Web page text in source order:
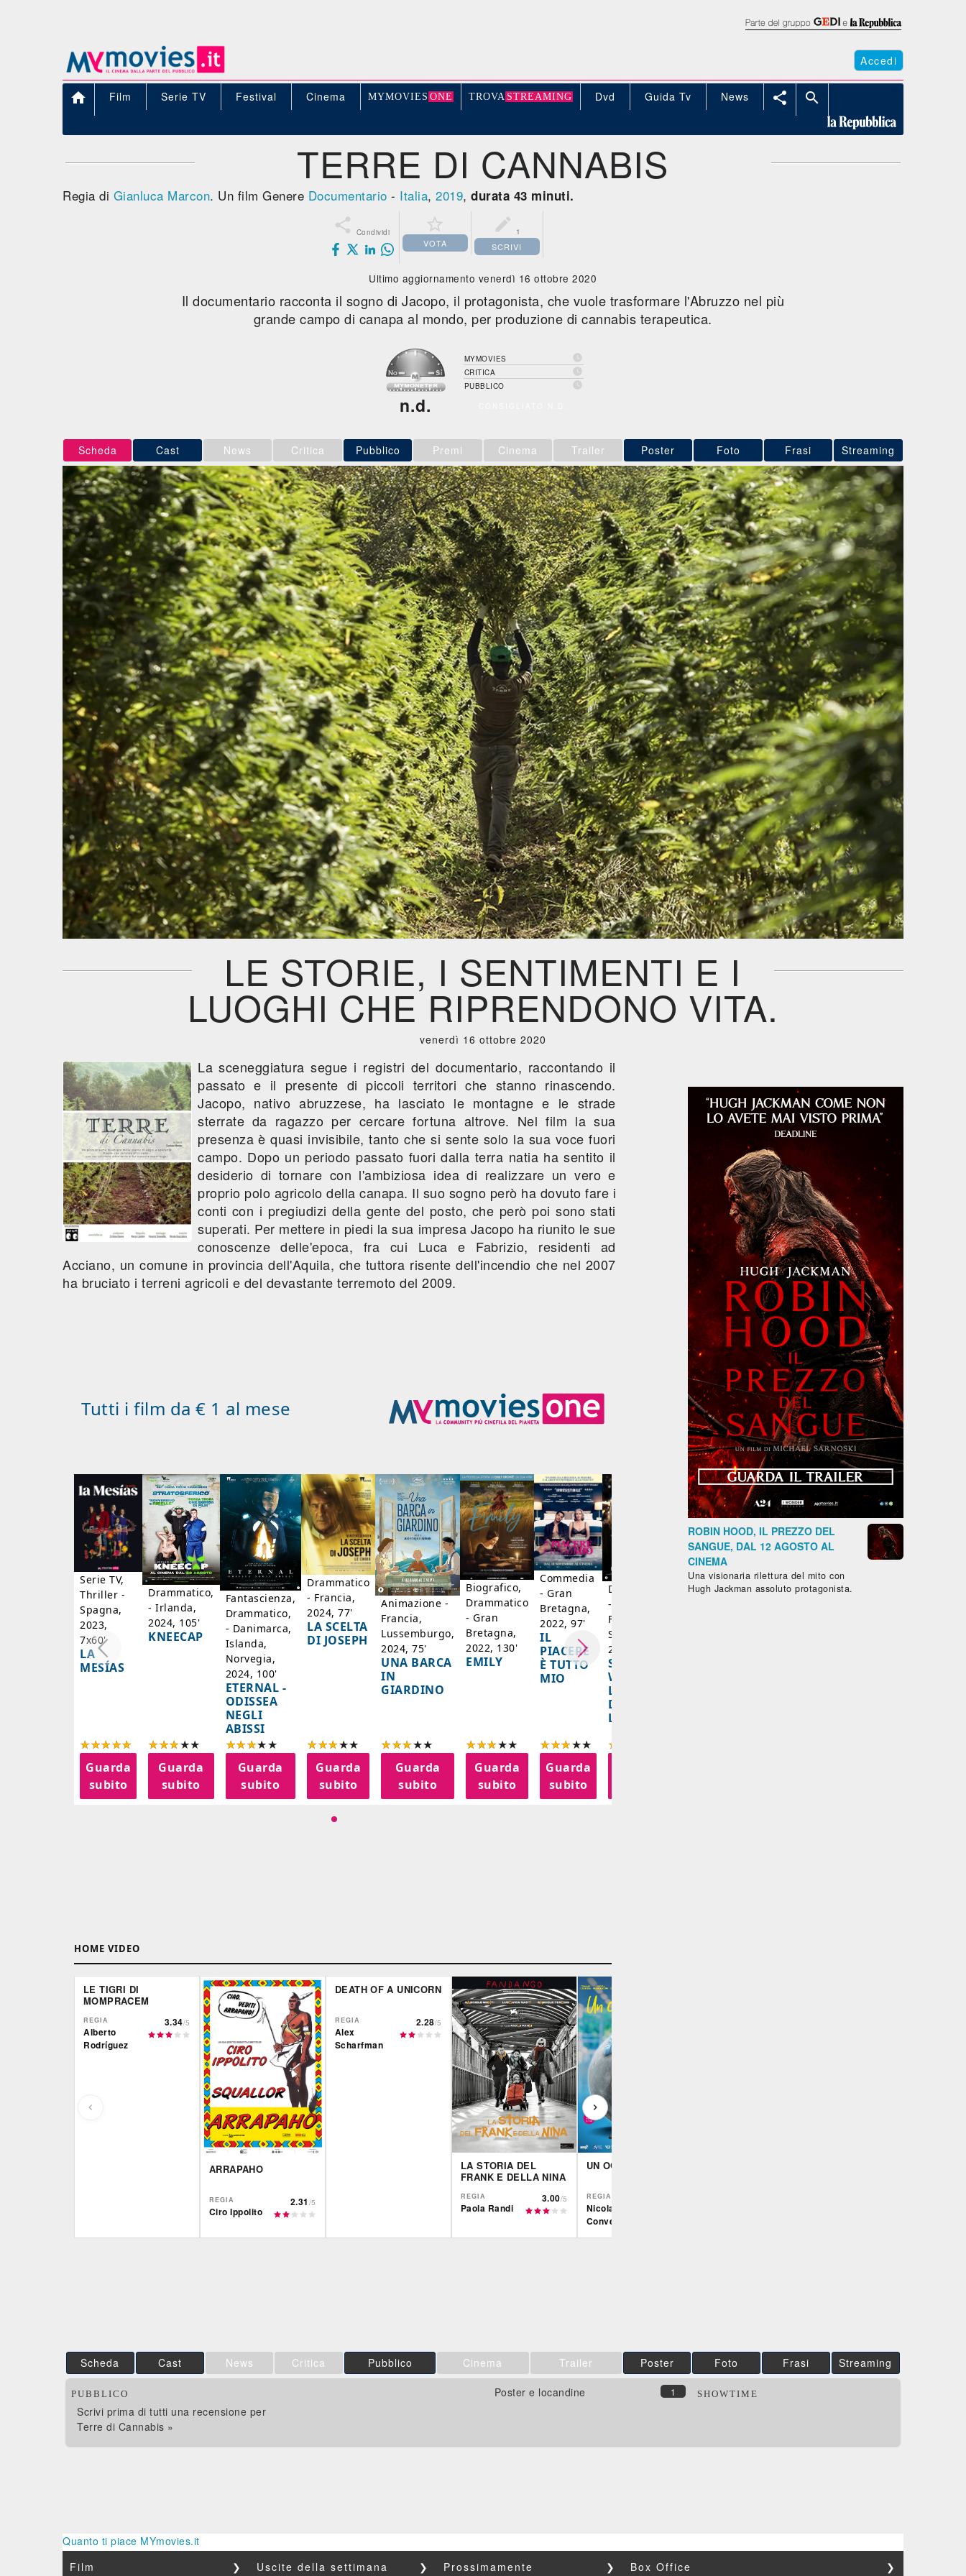
Accedi
 Film Serie TV Festival Cinema MYMOVIE S ONE TROVA STREAMING Dvd Guida Tv News  
TERRE DI CANNABIS
Regia di Gianluca Marcon. Un film Genere Documentario - Italia, 2019, durata 43 minuti.
 Condividi 
VOTA
 1
SCRIVI
Ultimo aggiornamento venerdì 16 ottobre 2020
Il documentario racconta il sogno di Jacopo, il protagonista, che vuole trasformare l'Abruzzo nel più
grande campo di canapa al mondo, per produzione di cannabis terapeutica.
n.d.
MYMOVIES 
CRITICA 
PUBBLICO 
Scheda Cast News Critica Pubblico Premi Cinema Trailer Poster Foto Frasi Streaming
LE STORIE, I SENTIMENTI E I
LUOGHI CHE RIPRENDONO VITA.
venerdì 16 ottobre 2020
La sceneggiatura segue i registri del documentario, raccontando il
passato e il presente di piccoli territori che stanno rinascendo.
Jacopo, nativo abruzzese, ha lasciato le montagne e le strade
sterrate da ragazzo per cercare fortuna altrove. Nel film la sua
presenza è quasi invisibile, tanto che si sente solo la sua voce fuori
campo. Dopo un periodo passato fuori dalla terra natia ha sentito il
desiderio di tornare con l'ambiziosa idea di realizzare un vero e
proprio polo agricolo della canapa. Il suo sogno però ha dovuto fare i
conti con i pregiudizi della gente del posto, che però poi sono stati
superati. Per mettere in piedi la sua impresa Jacopo ha riunito le sue
conoscenze delle'epoca, fra cui Luca e Fabrizio, residenti ad
Acciano, un comune in provincia dell'Aquila, che tuttora risente dell'incendio che nel 2007
ha bruciato i terreni agricoli e del devastante terremoto del 2009.
Tutti i film da € 1 al mese
Serie TV,
Thriller -
Spagna,
2023,
7x60'
LA
MESÍAS
Guarda
subito
Drammatico,
- Irlanda,
2024, 105'
KNEECAP
Guarda
subito
Fantascienza,
Drammatico,
- Danimarca,
Islanda,
Norvegia,
2024, 100'
ETERNAL -
ODISSEA
NEGLI
ABISSI
Guarda
subito
Drammatico
- Francia,
2024, 77'
LA SCELTA
DI JOSEPH
Guarda
subito
Animazione -
Francia,
Lussemburgo,
2024, 75'
UNA BARCA
IN
GIARDINO
Guarda
subito
Biografico,
Drammatico
- Gran
Bretagna,
2022, 130'
EMILY
Guarda
subito
Commedia
- Gran
Bretagna,
2022, 97'
IL
PIACERE
È TUTTO
MIO
Guarda
subito
Drammatico
- Giappone,
Francia,
Singapore,
2024, 105'
SPIRIT
WORLD -
LA FESTA
DELLE
LANTERNE
Biografico -
Francia,
Belgio, 2024,
98'
LA DIVINA
DI FRANCIA
- SARAH
BERNHARDT
Drammatico
- Brasile,
Messico,
Paesi Bassi,
Cile, 2025,
IL
SENTIERO
AZZURRO
Commedia
- Francia,
2024, 101'
GAZZA
LADRA
HOME VIDEO
LE TIGRI DI
MOMPRACEM
REGIA
Alberto
Rodríguez
3.34/5
ARRAPAHO
REGIA
Ciro Ippolito
2.31 /5
DEATH OF A UNICORN
REGIA
Alex
Scharfman
2.28/5
LA STORIA DEL
FRANK E DELLA NINA
REGIA
Paola Randi
3.00/5
UN OGGI ALLA VOLTA
REGIA
Nicola
Conversa
ROBIN HOOD, IL PREZZO DEL
SANGUE, DAL 12 AGOSTO AL
CINEMA
Una visionaria rilettura del mito con
Hugh Jackman assoluto protagonista.
Scheda Cast News Critica Pubblico Cinema Trailer Poster Foto Frasi Streaming
PUBBLICO
Scrivi prima di tutti una recensione per
Terre di Cannabis »
1
Poster e locandine SHOWTIME
Quanto ti piace MYmovies.it
Film
❯ Uscite della settimana ❯ Prossimamente ❯ Box Office ❯